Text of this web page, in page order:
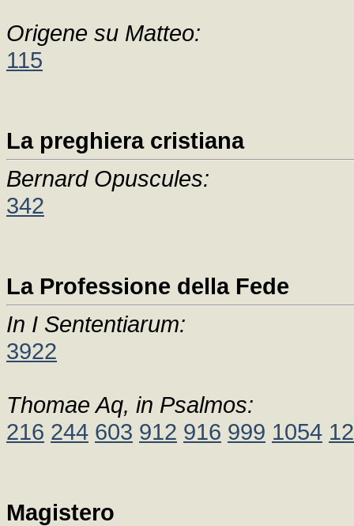
Origene su Matteo:
115
La preghiera cristiana
Bernard Opuscules:
342
La Professione della Fede
In I Sententiarum:
3922
Thomae Aq, in Psalmos:
216 244 603 912 916 999 1054
Magistero